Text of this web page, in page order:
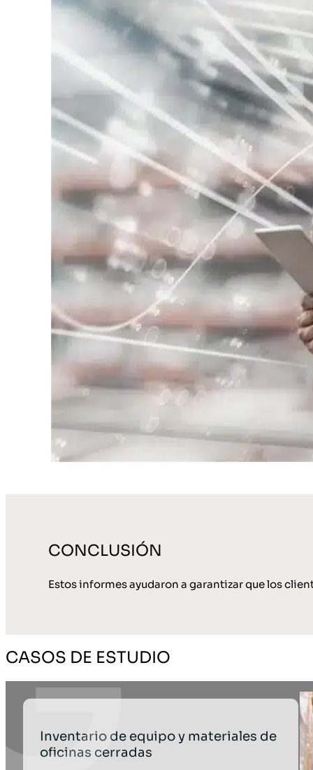
CONCLUSIÓN
Estos informes ayudaron a garantizar que los
CASOS DE ESTUDIO
Inventario de equipo y materiales de
oficinas cerradas